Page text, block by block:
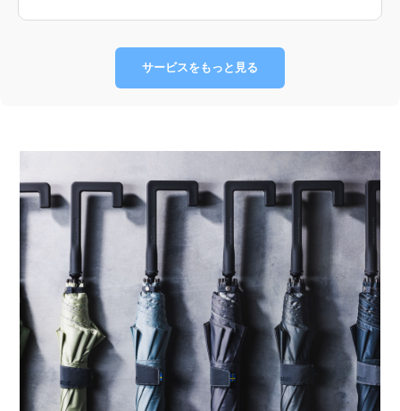
サービスをもっと見る